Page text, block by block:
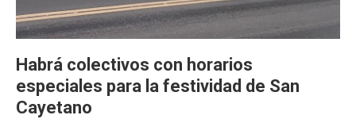
Habrá colectivos con horarios
especiales para la festividad de San
Cayetano